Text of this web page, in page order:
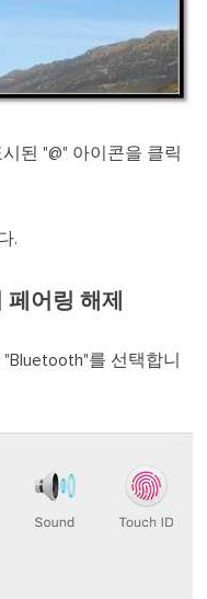
된 "@" 아이콘을 클릭
.
어링 해제
를 선택합니